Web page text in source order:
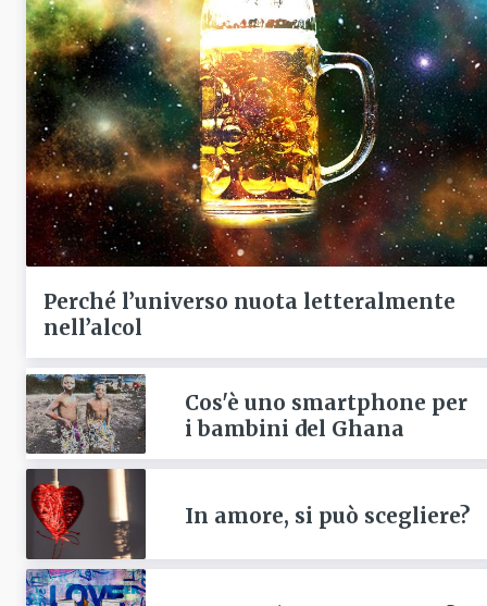
Perché l’universo nuota letteralmente
nell’alcol
Cos'è uno smartphone per
i bambini del Ghana
In amore, si può scegliere?